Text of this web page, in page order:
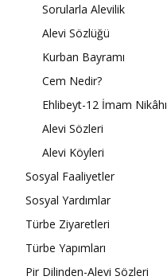
Sorularla Alevilik
Alevi Sözlüğü
Kurban Bayramı
Cem Nedir?
Ehlibeyt-12 İmam Nikâhı
Alevi Sözleri
Alevi Köyleri
Sosyal Faaliyetler
Sosyal Yardımlar
Türbe Ziyaretleri
Türbe Yapımları
Pir Dilinden-Alevi Sözleri